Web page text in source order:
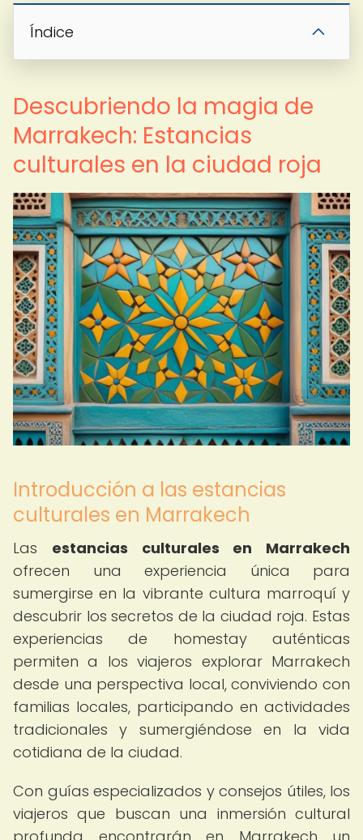
Índice
Descubriendo la magia de
Marrakech: Estancias
culturales en la ciudad roja
Introducción a las estancias
culturales en Marrakech
Las estancias culturales en Marrakech
ofrecen una experiencia única para
sumergirse en la vibrante cultura marroquí y
descubrir los secretos de la ciudad roja. Estas
experiencias de homestay auténticas
permiten a los viajeros explorar Marrakech
desde una perspectiva local, conviviendo con
familias locales, participando en actividades
tradicionales y sumergiéndose en la vida
cotidiana de la ciudad.
Con guías especializados y consejos útiles, los
viajeros que buscan una inmersión cultural